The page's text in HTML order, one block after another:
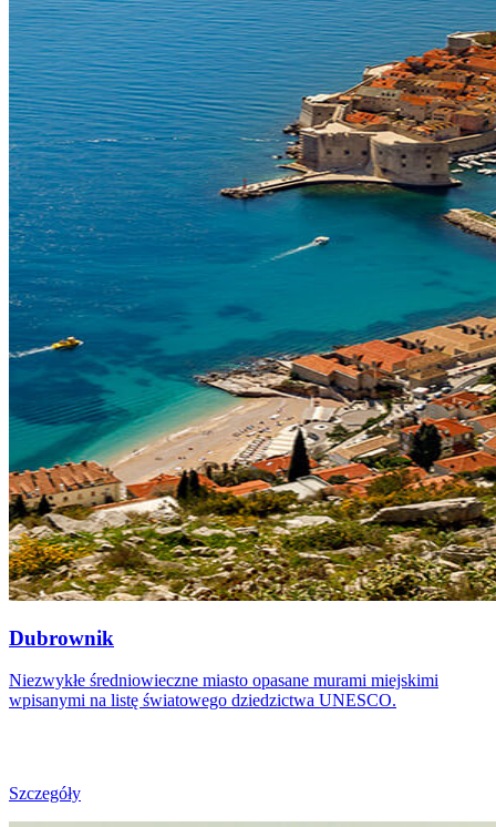
Dubrownik
Niezwykłe średniowieczne miasto opasane murami miejskimi
wpisanymi na listę światowego dziedzictwa UNESCO.
Szczegóły